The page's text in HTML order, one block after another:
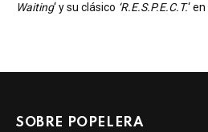
Waiting‘ y su clásico ‘R.E.S.P.E.C.T.‘ en
SOBRE POPELERA